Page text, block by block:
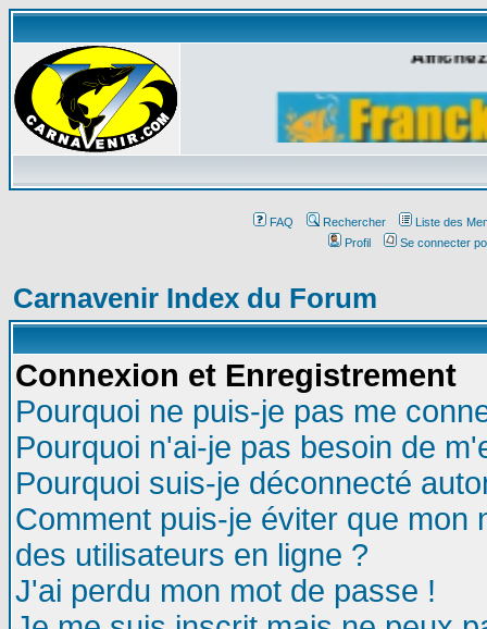
FAQ Rechercher
Liste des
Profil
Se connecter
Carnavenir Index du Forum
Connexion et Enregistrement
Pourquoi ne puis-je pas me
Pourquoi n'ai-je pas besoin de
Pourquoi suis-je déconnecté
Comment puis-je éviter que mon
des utilisateurs en ligne ?
J'ai perdu mon mot de passe !